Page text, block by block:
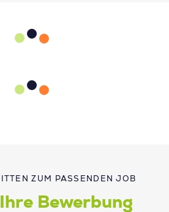
ZUM PASSENDEN JOB
Ihre Bewerbung